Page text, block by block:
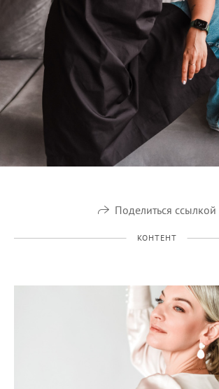
Поделиться ссылкой
КОНТЕНТ